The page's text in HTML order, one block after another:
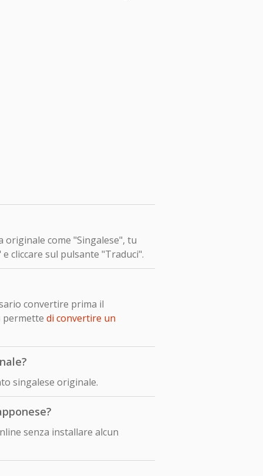
come "Singalese", tu
cliccare sul pulsante "Traduci".
convertire prima il
di convertire un
singalese originale.
senza installare alcun